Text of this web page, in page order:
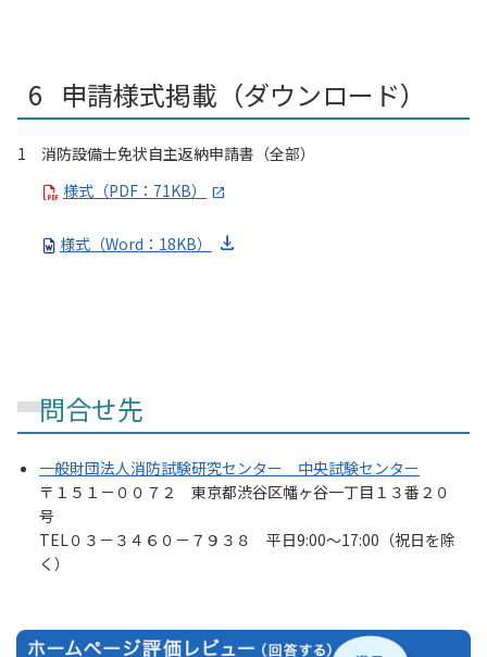
申請様式掲載（ダウンロード）
1 消防設備士免状自主返納申請書（全部）
様式（PDF：71KB）
様式（Word：18KB）
問合せ先
一般財団法人消防試験研究センター 中央試験センター
〒１５１－００７２ 東京都渋谷区幡ヶ谷一丁目１３番２０
号
TEL０３－３４６０－７９３８ 平日9:00～17:00（祝日を除
く）